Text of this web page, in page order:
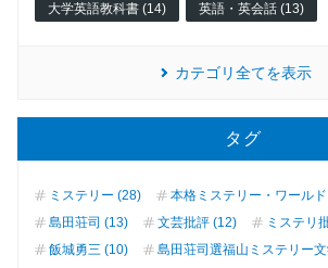
大学英語教科書 (14) 英語・英会話 (13)
カテゴリ全てを表示
タグ
ミステリー (28)
本格ミステリー・ワール
島田荘司 (13)
文芸批評 (12)
ミステリ
飯城勇三 (10)
島田荘司選福山ミステリー